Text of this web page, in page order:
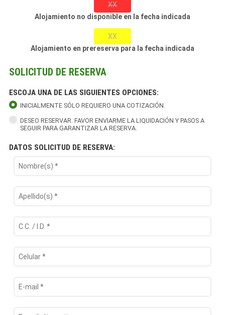
XX
Alojamiento no disponible en la fecha indicada
XX
Alojamiento en prereserva para la fecha indicada
SOLICITUD DE RESERVA
ESCOJA UNA DE LAS SIGUIENTES OPCIONES:
INICIALMENTE SÓLO REQUIERO UNA COTIZACIÓN.
DESEO RESERVAR. FAVOR ENVIARME LA LIQUIDACIÓN Y PASOS A
SEGUIR PARA GARANTIZAR LA RESERVA.
DATOS SOLICITUD DE RESERVA: